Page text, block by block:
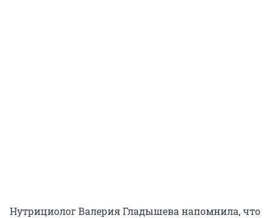
Нутрициолог Валерия Гладышева напомнила, что